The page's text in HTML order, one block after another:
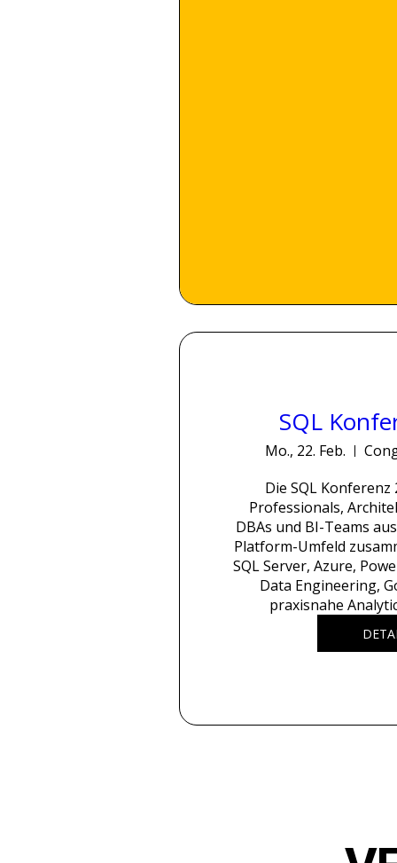
SQL
Mo., 22. Feb.
Die SQL
Professionals,
DBAs und BI-Teams
Platform-Umfeld
SQL Server, Azure,
Data Engineering,
praxisnahe